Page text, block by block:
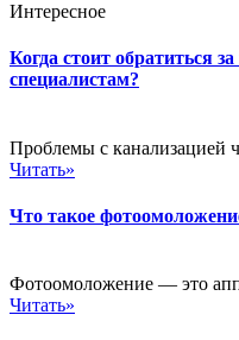
Интересное
Когда стоит обратиться
специалистам?
Проблемы с канализацией
Читать»
Что такое
Фотоомоложение — это
Читать»